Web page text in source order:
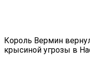
Король Вермин
крысиной угрозы в